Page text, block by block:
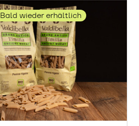
Bald wieder erhältlich